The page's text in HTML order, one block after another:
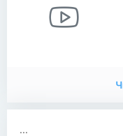
...